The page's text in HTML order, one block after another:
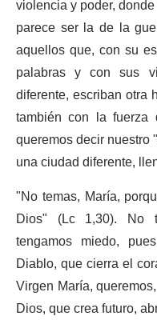
parece ser la de la
aquellos que, con su
palabras y con sus
diferente, escriban otra
también con la
queremos decir
una ciudad diferente,
"No temas, María,
Dios" (Lc 1,30). No
tengamos miedo,
Diablo, que cierra el
Virgen María,
Dios, que crea futuro,